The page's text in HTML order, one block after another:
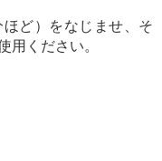
ど）をなじませ、そ
用ください。